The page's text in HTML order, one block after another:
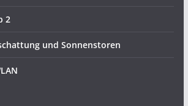
2
und Sonnenstoren